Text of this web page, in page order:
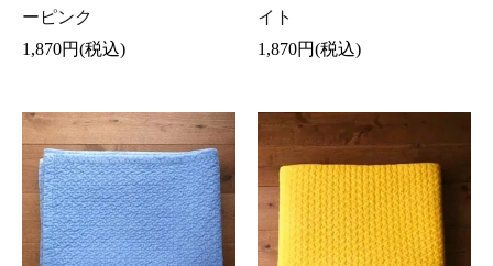
ーピンク
1,870円(税込)
イト
1,870円(税込)